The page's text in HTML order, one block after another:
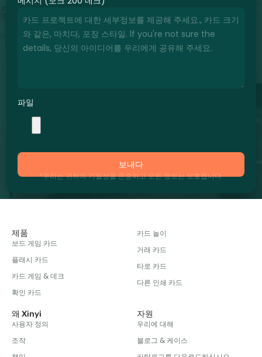
파일
보내다
*우리는 귀하의 기밀성을 존중하고 모든 정보는 보호됩니다.
제품
보드 게임 카드
플래시 카드
카드 게임 & 데크
확인 카드
카드 놀이
거래 카드
타로 카드
다른 인쇄 카드
왜 Xinyi
사용자 정의
조작
자원
우리에 대해
블로그 & 케이스